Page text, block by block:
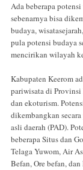
Ada beberapa
sebenarnya bisa
budaya,
pula potensi budaya
mencirikan wilayah
Kabupaten Keerom
pariwisata di Provinsi
dan ekoturism.
dikembangkan
asli daerah (PAD).
beberapa Situs dan
Telaga Yuwom, Air
Befan, Ore befan,